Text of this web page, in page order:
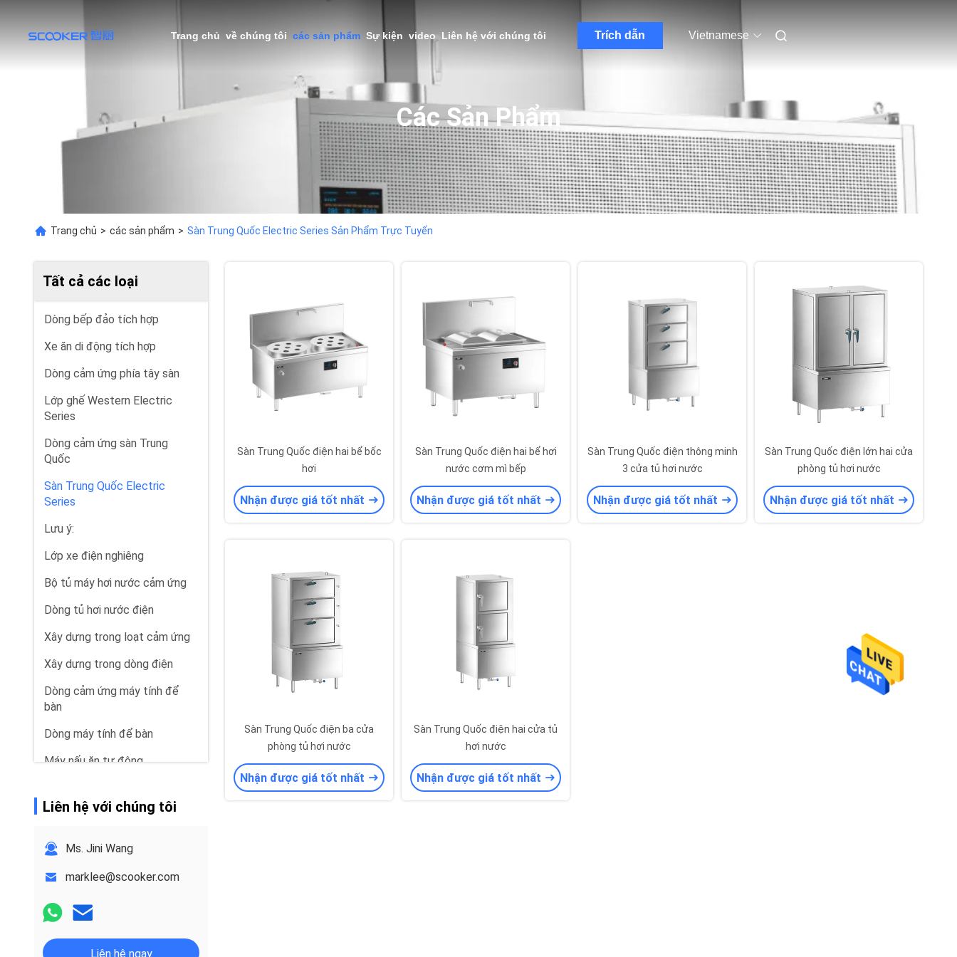
Trang chủ về chúng tôi các sản phẩm Sự kiện video Liên hệ với chúng tôi Trích dẫn Vietnamese
Các Sản Phẩm
Trang chủ > các sản phẩm > Sàn Trung Quốc Electric Series Sản Phẩm Trực Tuyến
Tất cả các loại
Dòng bếp đảo tích hợp
Xe ăn di động tích hợp
Dòng cảm ứng phía tây sàn
Lớp ghế Western Electric
Series
Dòng cảm ứng sàn Trung
Quốc
Sàn Trung Quốc Electric
Series
Lưu ý:
Lớp xe điện nghiêng
Bộ tủ máy hơi nước cảm ứng
Dòng tủ hơi nước điện
Xây dựng trong loạt cảm ứng
Xây dựng trong dòng điện
Dòng cảm ứng máy tính để
bàn
Dòng máy tính để bàn
Máy nấu ăn tự động
Dòng Range Hood
Dòng chất tẩy rửa thực
phẩm
Liên hệ với chúng tôi
Ms. Jini Wang
marklee@scooker.com
Liên hệ ngay
Sàn Trung Quốc điện hai bể bốc
hơi
Nhận được giá tốt nhất
Sàn Trung Quốc điện hai bể hơi
nước cơm mì bếp
Nhận được giá tốt nhất
Sàn Trung Quốc điện thông minh
3 cửa tủ hơi nước
Nhận được giá tốt nhất
Sàn Trung Quốc điện lớn hai cửa
phòng tủ hơi nước
Nhận được giá tốt nhất
Sàn Trung Quốc điện ba cửa
phòng tủ hơi nước
Nhận được giá tốt nhất
Sàn Trung Quốc điện hai cửa tủ
hơi nước
Nhận được giá tốt nhất